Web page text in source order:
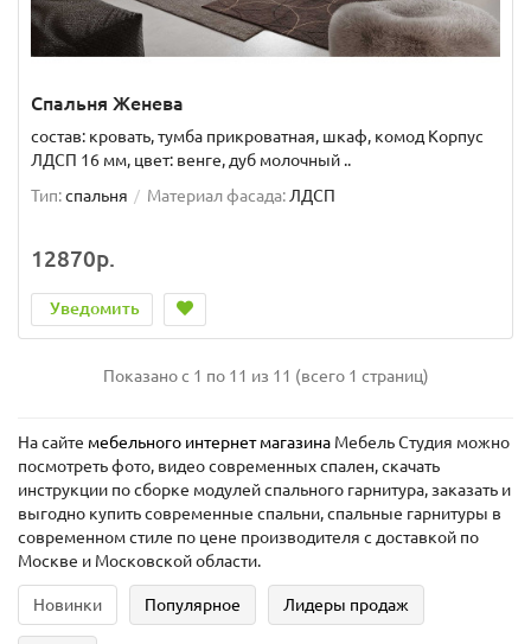
Спальня Женева
состав: кровать, тумба прикроватная, шкаф, комод Корпус
ЛДСП 16 мм, цвет: венге, дуб молочный ..
Тип:спальня Материал фасада: ЛДСП
12870р.
Уведомить
Показано с 1 по 11 из 11 (всего 1 страниц)
На сайте мебельного интернет магазина Мебель Студия можно
посмотреть фото, видео современных спален, скачать
инструкции по сборке модулей спального гарнитура, заказать и
выгодно купить современные спальни, спальные гарнитуры в
современном стиле по цене производителя с доставкой по
Москве и Московской области.
Новинки Популярное Лидеры продаж